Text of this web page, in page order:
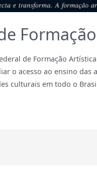
de Formação
o acesso ao ensino
culturais em todo o